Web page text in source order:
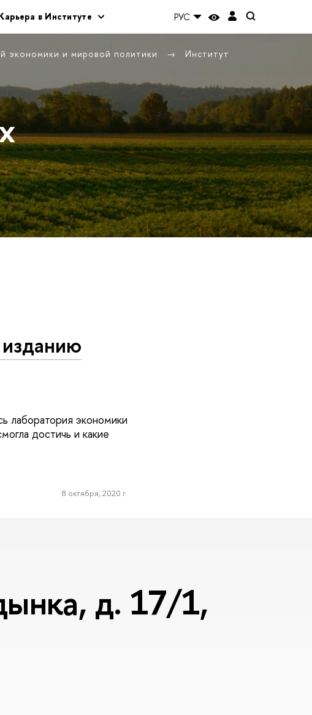
в Институте РУС
экономики и мировой политики
Институт
лаборатория экономики
достичь и какие
8 октября, 2020 г.
д. 17/1,